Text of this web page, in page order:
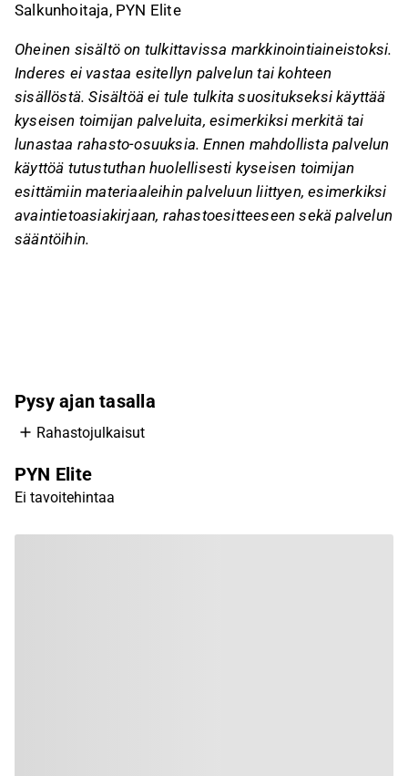
Salkunhoitaja, PYN Elite
Oheinen sisältö on tulkittavissa markkinointiaineistoksi.
Inderes ei vastaa esitellyn palvelun tai kohteen
sisällöstä. Sisältöä ei tule tulkita suositukseksi käyttää
kyseisen toimijan palveluita, esimerkiksi merkitä tai
lunastaa rahasto-osuuksia. Ennen mahdollista palvelun
käyttöä tutustuthan huolellisesti kyseisen toimijan
esittämiin materiaaleihin palveluun liittyen, esimerkiksi
avaintietoasiakirjaan, rahastoesitteeseen sekä palvelun
sääntöihin.
Pysy ajan tasalla
Rahastojulkaisut
PYN Elite
Ei tavoitehintaa